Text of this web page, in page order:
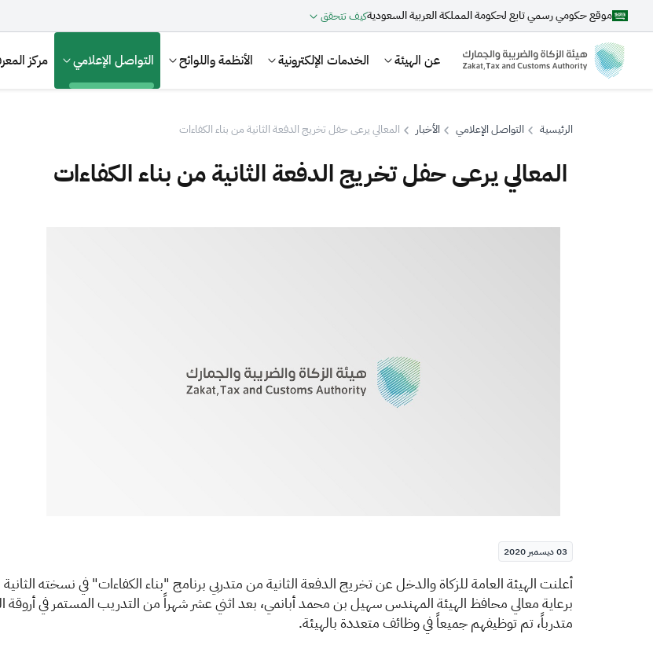
موقع حكومي رسمي تابع لحكومة المملكة العربية السعوديةكيف تتحقق
عن الهيئة الخدمات الإلكترونية الأنظمة واللوائح التواصل الإعلامي مركز
بحث
الرئيسية التواصل الإعلامي الأخبار المعالي يرعى حفل تخريج الدفعة الثانية من بناء الكفاءات
المعالي يرعى حفل تخريج الدفعة الثانية من بناء الكفاءات
03 ديسمبر 2020
​​​أعلنت الهيئة العامة للزكاة والدخل عن تخريج الدفعة الثانية من متدربي برنامج "بناء الكفاءات" في نسخته
متدرباً، تم توظيفهم جميعاً في وظائف متعددة بالهيئة.